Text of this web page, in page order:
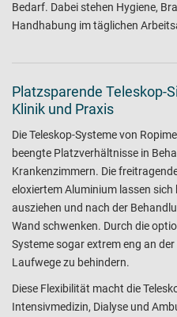
Bedarf. Dabei stehen Hygiene,
Handhabung im täglichen
Platzsparende Teleskop-
Klinik und Praxis
Die Teleskop-Systeme von
beengte Platzverhältnisse in
Krankenzimmern. Die
eloxiertem Aluminium lassen sich
ausziehen und nach der
Wand schwenken. Durch die
Systeme sogar extrem eng an
Laufwege zu behindern.
Diese Flexibilität macht die
Intensivmedizin, Dialyse und